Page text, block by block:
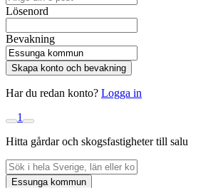
Lösenord
Bevakning
Skapa konto och bevakning
Har du redan konto? Logga in
1
Hitta gårdar och skogsfastigheter till salu
Essunga kommun